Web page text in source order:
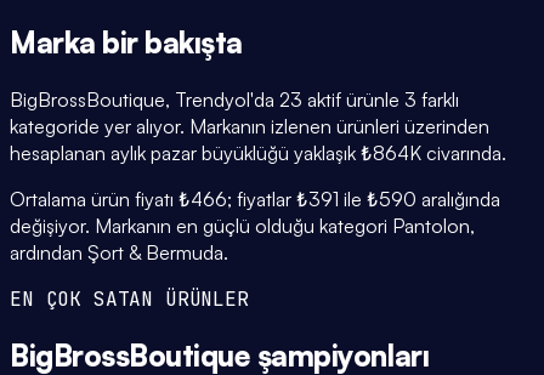
Marka bir bakışta
BigBrossBoutique, Trendyol'da 23 aktif ürünle 3 farklı
kategoride yer alıyor. Markanın izlenen ürünleri üzerinden
hesaplanan aylık pazar büyüklüğü yaklaşık ₺864K civarında.
Ortalama ürün fiyatı ₺466; fiyatlar ₺391 ile ₺590 aralığında
değişiyor. Markanın en güçlü olduğu kategori Pantolon,
ardından Şort & Bermuda.
EN ÇOK SATAN ÜRÜNLER
BigBrossBoutique şampiyonları